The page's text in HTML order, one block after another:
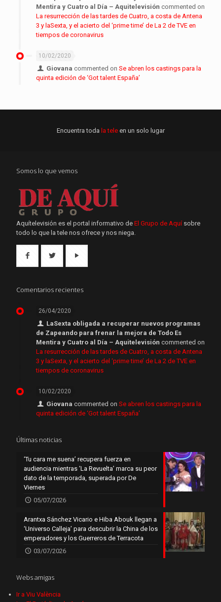
Mentira y Cuatro al Día – Aquitelevisión commented on
La resurrección de las tardes de Cuatro, a costa de Antena
3 y laSexta, y el acierto del ‘prime time’ de La 2 de TVE en
tiempos de coronavirus
10/02/2020
Giovana commented onSe abren los castings para la
quinta edición de ‘Got talent España’
Encuentra toda la tele en un solo lugar
Somos lo que vemos
Aquítelevisión es el portal informativo de El Grupo de Aquí sobre
todo lo que la tele nos ofrece y nos niega.
Comentarios recientes
26/04/2020
LaSexta obligada a recuperar nuevos programas
de Zapeando para frenar la mejora de Todo Es
Mentira y Cuatro al Día – Aquitelevisión commented on
La resurrección de las tardes de Cuatro, a costa de Antena
3 y laSexta, y el acierto del ‘prime time’ de La 2 de TVE en
tiempos de coronavirus
10/02/2020
Giovana commented onSe abren los castings para la
quinta edición de ‘Got talent España’
Últimas noticias
‘Tu cara me suena’ recupera fuerza en
audiencia mientras ‘La Revuelta’ marca su peor
dato de la temporada, superada por De
Viernes
05/07/2026
Arantxa Sánchez Vicario e Hiba Abouk llegan a
‘Universo Calleja’ para descubrir la China de los
emperadores y los Guerreros de Terracota
03/07/2026
Webs amigas
Ir a Viu València